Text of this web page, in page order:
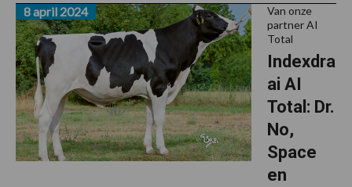
Van onze
partner AI
Total
Indexdra
ai AI
Total: Dr.
No,
Space
en
8 april 2024